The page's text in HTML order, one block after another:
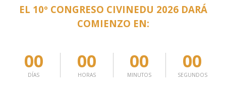
EL 10º CONGRESO CIVINEDU 2026 DARÁ
COMIENZO EN:
00
DÍAS
00
HORAS
00
MINUTOS
00
SEGUNDOS